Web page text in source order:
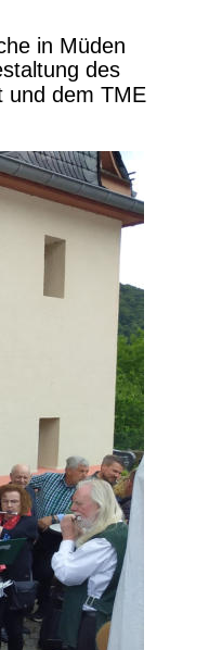
in Müden
des
und dem TME